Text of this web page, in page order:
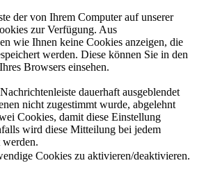
der von Ihrem Computer auf unserer
zur Verfügung. Aus
wie Ihnen keine Cookies anzeigen, die
werden. Diese können Sie in den
Browsers einsehen.
dauerhaft ausgeblendet
nicht zugestimmt wurde, abgelehnt
Cookies, damit diese Einstellung
wird diese Mitteilung bei jedem
werden.
Cookies zu aktivieren/deaktivieren.